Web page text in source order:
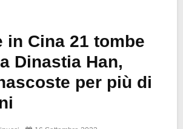
in Cina 21 tombe
Dinastia Han,
per più di